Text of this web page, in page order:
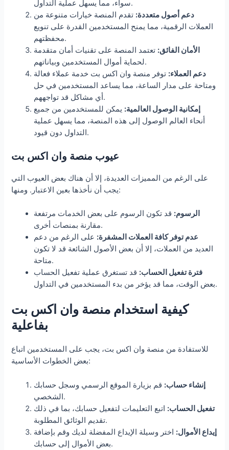
سواء، مما يسهل عملية التداول.
دعم أصول متعددة: تقدم المنصة خيارات متنوعة من
العملات الرقمية، مما يمنح المستخدمين القدرة على تنويع
محفظتهم.
الأمان الفائق: تعتمد المنصة على تقنيات أمان متقدمة
لحماية أموال المستخدمين وبياناتهم.
دعم العملاء: توفر منصة وان اكس بت خدمة عملاء فعالة
ومتاحة على مدار الساعة، مما يساعد المستخدمين في حل
أي مشاكل قد تواجههم.
إمكانية الوصول العالمية: يمكن للمستخدمين من جميع
أنحاء العالم الوصول إلى هذه المنصة، مما يسهل عملية
التداول دون قيود.
عيوب منصة وان اكس بت
على الرغم من المميزات العديدة، إلا أن هناك بعض العيوب التي
يجب أن نأخذها بعين الاعتبار. ومنها:
الرسوم: قد تكون الرسوم على بعض الخدمات مرتفعة
مقارنة بمنصات أخرى.
عدم توفر كافة العملات المشفرة: على الرغم من دعم
العديد من العملات، إلا أن بعض الأصول الشائعة قد لا تكون
متاحة.
فترة تفعيل الحساب: قد تستغرق عملية تفعيل الحساب
بعض الوقت، مما قد يؤخر من بدء المستخدمين في التداول.
كيفية استخدام منصة وان اكس بت
بفاعلية
للاستفادة من منصة وان اكس بت، يجب على المستخدمين اتباع
بعض الخطوات الأساسية:
إنشاء حساب: قم بزيارة الموقع الرسمي وسجل حسابك
الشخصي.
تفعيل الحساب: اتبع التعليمات لتفعيل حسابك، بما في ذلك
تقديم الوثائق المطلوبة.
إيداع الأموال: اختر وسيلة الإيداع المفضلة لديك وقم بإضافة
بعض الأموال إلى حسابك.